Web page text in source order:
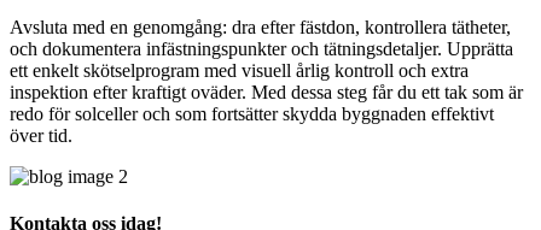
Avsluta med en genomgång: dra efter fästdon, kontrollera tätheter,
och dokumentera infästningspunkter och tätningsdetaljer. Upprätta
ett enkelt skötselprogram med visuell årlig kontroll och extra
inspektion efter kraftigt oväder. Med dessa steg får du ett tak som är
redo för solceller och som fortsätter skydda byggnaden effektivt
över tid.
Kontakta oss idag!